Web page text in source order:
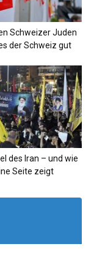
Schweizer Juden
der Schweiz gut
des Iran – und wie
Seite zeigt